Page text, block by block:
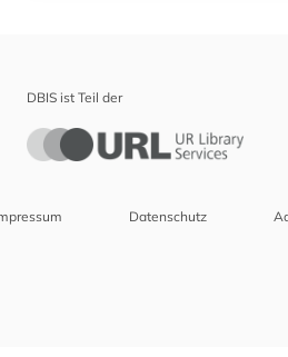
DBIS ist Teil der
Datenschutz